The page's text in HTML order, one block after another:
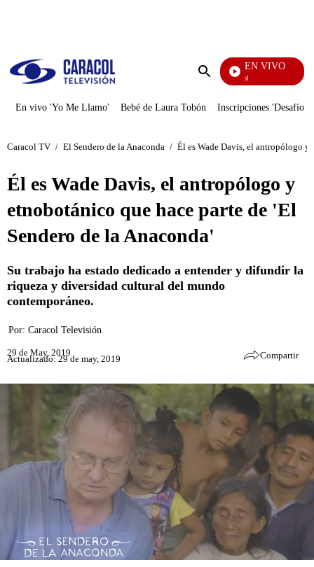
Enviar
EN VIVO
Noticias Caracol
En vivo 'Yo Me Llamo' Bebé de Laura Tobón Inscripciones 'Desafío'
Caracol TV / El Sendero de la Anaconda / Él es Wade Davis, el antropólogo y
Él es Wade Davis, el antropólogo y
etnobotánico que hace parte de 'El
Sendero de la Anaconda'
Su trabajo ha estado dedicado a entender y difundir la
riqueza y diversidad cultural del mundo
contemporáneo.
Por: Caracol Televisión
29 de May, 2019
Actualizado: 29 de may, 2019 Compartir